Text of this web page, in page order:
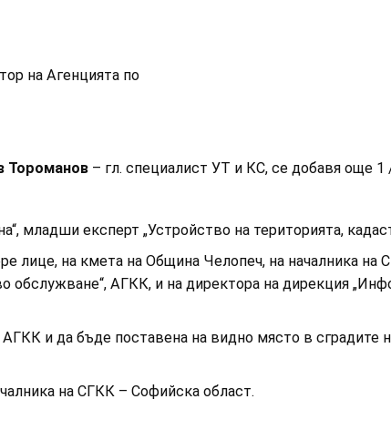
на Агенцията по
Тороманов – гл. специалист УТ и КС, се добавя още
младши експерт „Устройство на територията,
лице, на кмета на Община Челопеч, на началника на
АГКК, и на директора на дирекция
и да бъде поставена на видно място в сградите
на СГКК – Софийска област.